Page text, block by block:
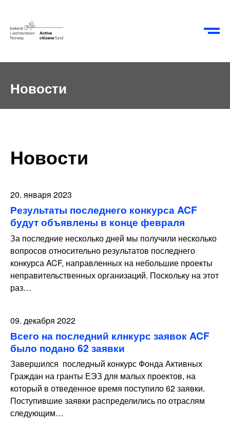
ET EN
Новости
Новости
20. января 2023
Результаты последнего конкурса ACF
будут объявлены в конце февраля
За последние несколько дней мы получили несколько
вопросов относительно результатов последнего
конкурса ACF, направленных на небольшие проекты
неправительственных организаций. Поскольку на этот
раз…
09. декабря 2022
Всего на последний клнкурс заявок ACF
было подано 62 заявки
Завершился последный конкурс Фонда Активных
Граждан на гранты ЕЭЗ для малых проектов, на
который в отведенное время поступило 62 заявки.
Поступившие заявки распределились по отраслям
следующим…